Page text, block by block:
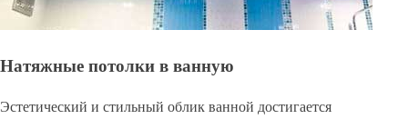
Натяжные потолки в ванную
Эстетический и стильный облик ванной достигается